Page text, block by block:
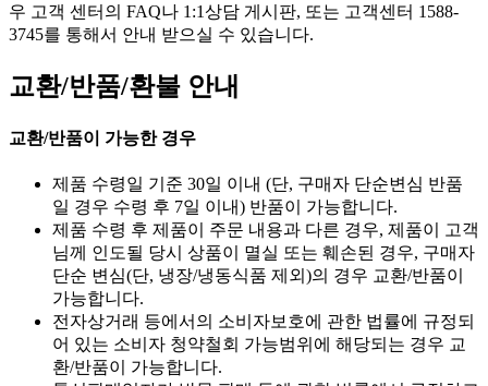
우 고객 센터의 FAQ나 1:1상담 게시판, 또는 고객센터 1588-
3745를 통해서 안내 받으실 수 있습니다.
교환/반품/환불 안내
교환/반품이 가능한 경우
제품 수령일 기준 30일 이내 (단, 구매자 단순변심 반품
일 경우 수령 후 7일 이내) 반품이 가능합니다.
제품 수령 후 제품이 주문 내용과 다른 경우, 제품이 고객
님께 인도될 당시 상품이 멸실 또는 훼손된 경우, 구매자
단순 변심(단, 냉장/냉동식품 제외)의 경우 교환/반품이
가능합니다.
전자상거래 등에서의 소비자보호에 관한 법률에 규정되
어 있는 소비자 청약철회 가능범위에 해당되는 경우 교
환/반품이 가능합니다.